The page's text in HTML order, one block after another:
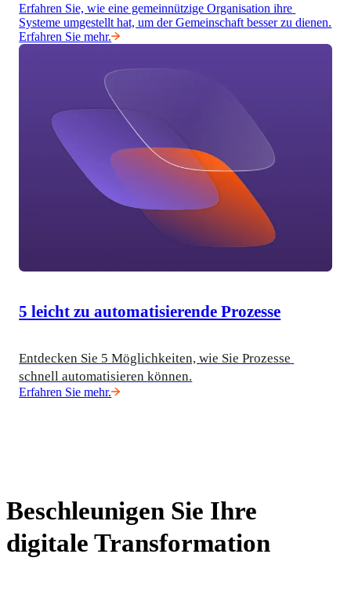
Erfahren Sie, wie eine gemeinnützige Organisation ihre
Systeme umgestellt hat, um der Gemeinschaft besser zu dienen.
Erfahren Sie mehr.
5 leicht zu automatisierende Prozesse
Entdecken Sie 5 Möglichkeiten, wie Sie Prozesse
schnell automatisieren können.
Erfahren Sie mehr.
Beschleunigen Sie Ihre
digitale Transformation